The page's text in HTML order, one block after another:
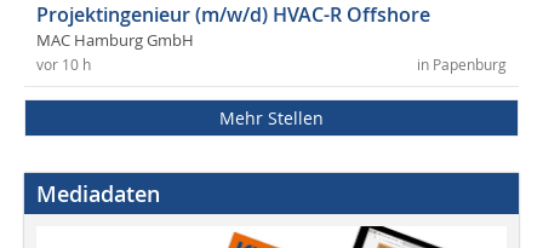
Projektingenieur (m/w/d) HVAC-R Offshore
MAC Hamburg GmbH
in Papenburg
vor 10 h
Mehr Stellen
Mediadaten